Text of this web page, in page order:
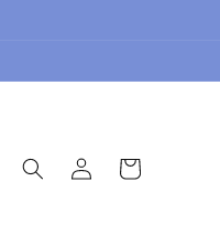
Oturum
Sepet